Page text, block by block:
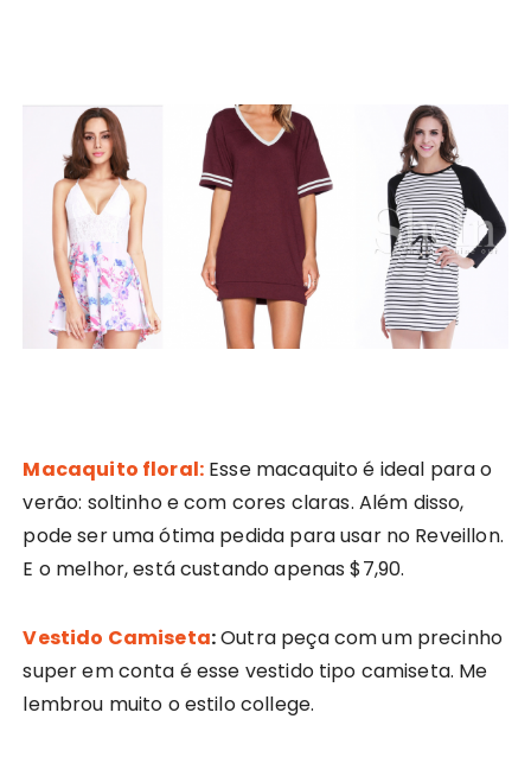
Macaquito floral: Esse macaquito é ideal para o
verão: soltinho e com cores claras. Além disso,
pode ser uma ótima pedida para usar no Reveillon.
E o melhor, está custando apenas $7,90.
Vestido Camiseta:Outra peça com um precinho
super em conta é esse vestido tipo camiseta. Me
lembrou muito o estilo college.